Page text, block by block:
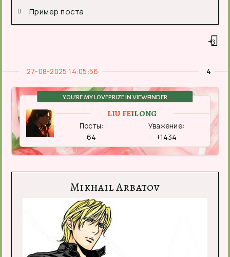
Пример поста
+3
4
27-08-2025 14:05:56
LIU FEILONG
YOU'RE MY LOVEPRIZE IN VIEWFINDER
Уважение:
+1434
Посты:
64
Mikhail Arbatov